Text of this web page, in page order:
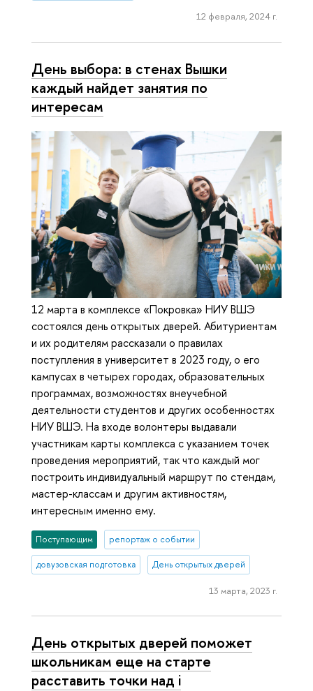
12 февраля, 2024 г.
День выбора: в стенах Вышки
каждый найдет занятия по
интересам
12 марта в комплексе «Покровка» НИУ ВШЭ
состоялся день открытых дверей. Абитуриентам
и их родителям рассказали о правилах
поступления в университет в 2023 году, о его
кампусах в четырех городах, образовательных
программах, возможностях внеучебной
деятельности студентов и других особенностях
НИУ ВШЭ. На входе волонтеры выдавали
участникам карты комплекса с указанием точек
проведения мероприятий, так что каждый мог
построить индивидуальный маршрут по стендам,
мастер-классам и другим активностям,
интересным именно ему.
Поступающим репортаж о событии
довузовская подготовка День открытых дверей
13 марта, 2023 г.
День открытых дверей поможет
школьникам еще на старте
расставить точки над i